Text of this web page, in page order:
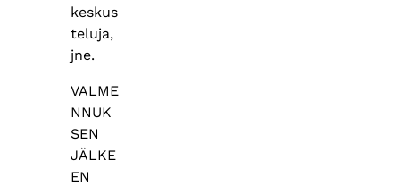
keskus
teluja,
jne.
VALME
NNUK
SEN
JÄLKE
EN